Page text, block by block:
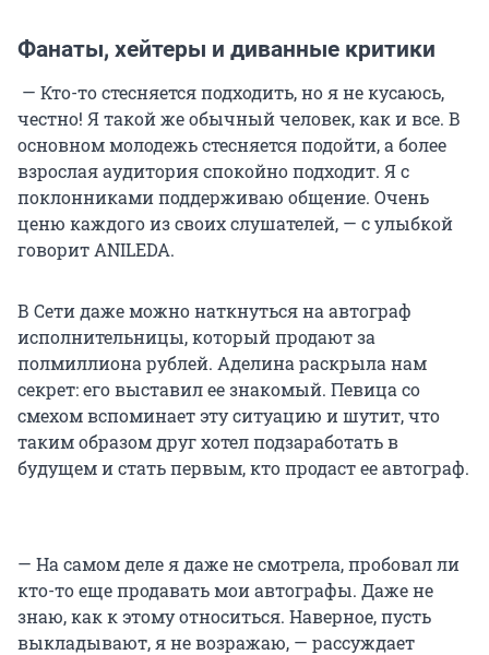
Фанаты, хейтеры и диванные критики
— Кто-то стесняется подходить, но я не кусаюсь,
честно! Я такой же обычный человек, как и все. В
основном молодежь стесняется подойти, а более
взрослая аудитория спокойно подходит. Я с
поклонниками поддерживаю общение. Очень
ценю каждого из своих слушателей, — с улыбкой
говорит ANILEDA.
В Сети даже можно наткнуться на автограф
исполнительницы, который продают за
полмиллиона рублей. Аделина раскрыла нам
секрет: его выставил ее знакомый. Певица со
смехом вспоминает эту ситуацию и шутит, что
таким образом друг хотел подзаработать в
будущем и стать первым, кто продаст ее автограф.
— На самом деле я даже не смотрела, пробовал ли
кто-то еще продавать мои автографы. Даже не
знаю, как к этому относиться. Наверное, пусть
выкладывают, я не возражаю, — рассуждает